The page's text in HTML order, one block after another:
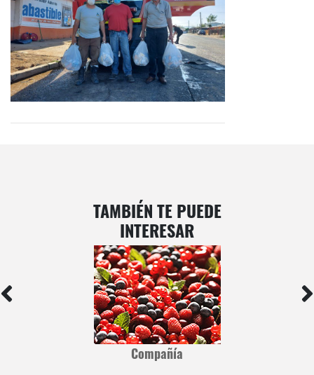
TAMBIÉN TE PUEDE
INTERESAR
Compañía